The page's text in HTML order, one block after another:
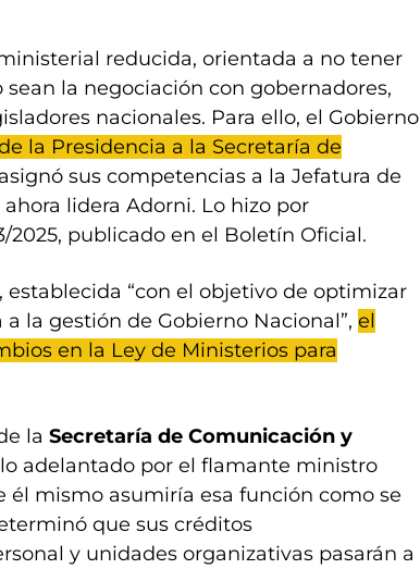
reducida, orientada a no tener
la negociación con gobernadores,
nacionales. Para ello, el Gobierno
la Presidencia a la Secretaría de
sus competencias a la Jefatura de
lidera Adorni. Lo hizo por
publicado en el Boletín Oficial.
establecida “con el objetivo de optimizar
la gestión de Gobierno Nacional”, el
en la Ley de Ministerios para
la Secretaría de Comunicación y
adelantado por el flamante ministro
él mismo asumiría esa función como se
que sus créditos
y unidades organizativas pasarán a